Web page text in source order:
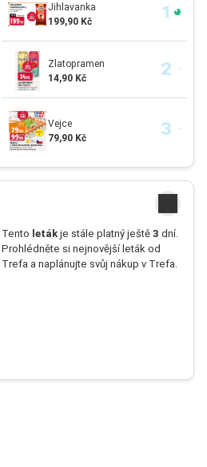
Jihlavanka
199,90 Kč
Zlatopramen
14,90 Kč
Vejce
79,90 Kč
Tento letákje stále platný ještě 3 dní.
Prohlédněte si nejnovější leták od
Trefa a naplánujte svůj nákup v Trefa.